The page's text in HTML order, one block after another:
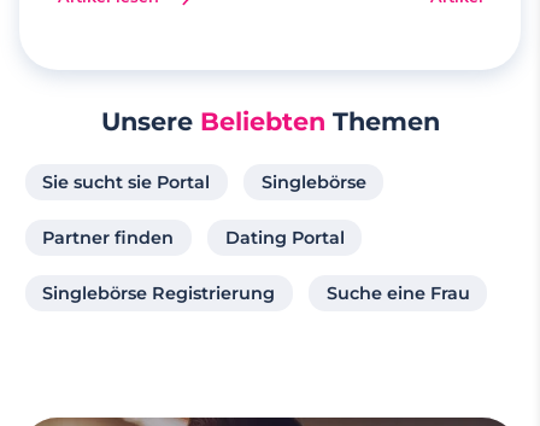
Unsere Beliebten Themen
Sie sucht sie Portal Singlebörse
Partner finden Dating Portal
Singlebörse Registrierung Suche eine Frau